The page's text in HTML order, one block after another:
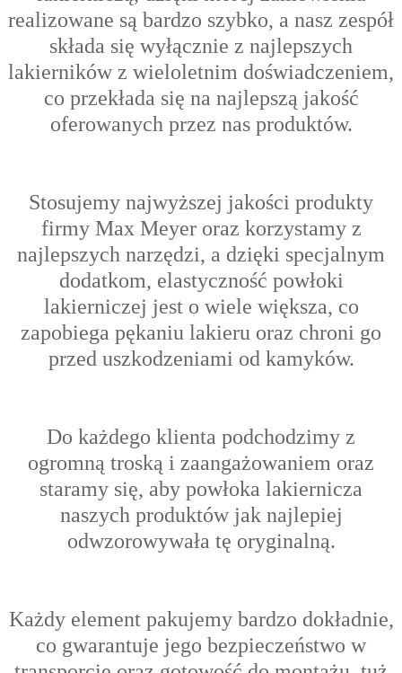
realizowane są bardzo szybko, a nasz zespół
składa się wyłącznie z najlepszych
lakierników z wieloletnim doświadczeniem,
co przekłada się na najlepszą jakość
oferowanych przez nas produktów.
Stosujemy najwyższej jakości produkty
firmy Max Meyer oraz korzystamy z
najlepszych narzędzi, a dzięki specjalnym
dodatkom, elastyczność powłoki
lakierniczej jest o wiele większa, co
zapobiega pękaniu lakieru oraz chroni go
przed uszkodzeniami od kamyków.
Do każdego klienta podchodzimy z
ogromną troską i zaangażowaniem oraz
staramy się, aby powłoka lakiernicza
naszych produktów jak najlepiej
odwzorowywała tę oryginalną.
Każdy element pakujemy bardzo dokładnie,
co gwarantuje jego bezpieczeństwo w